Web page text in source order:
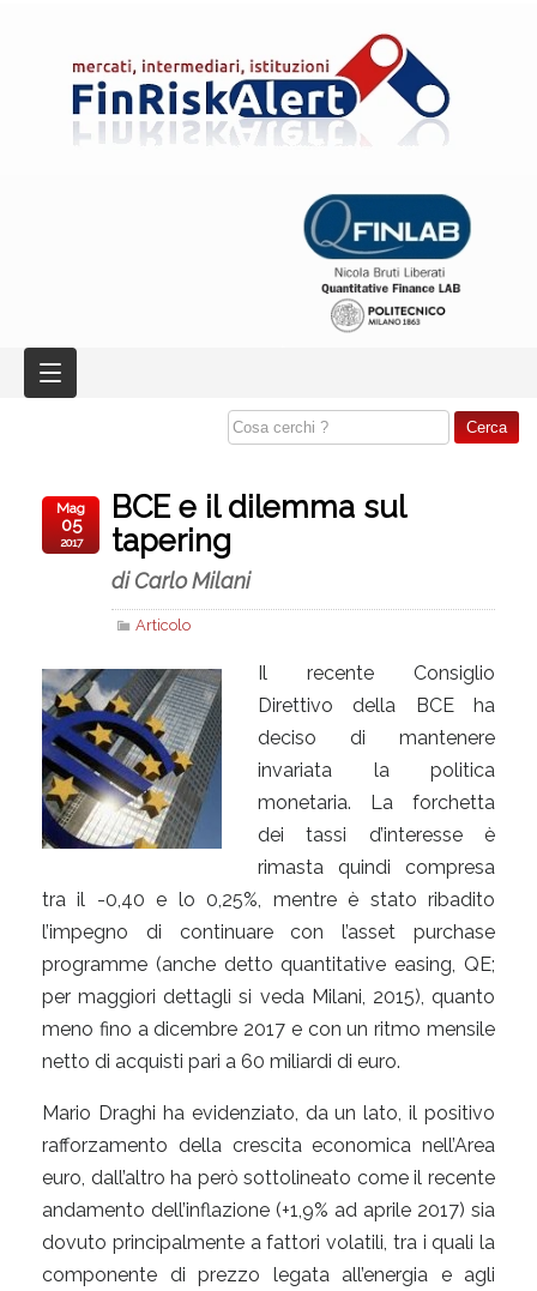
BCE e il dilemma sul
tapering
di Carlo Milani
Articolo
Mag
05
2017
Il recente Consiglio
Direttivo della BCE ha
deciso di mantenere
invariata la politica
monetaria. La forchetta
dei tassi d’interesse è
rimasta quindi compresa
tra il -0,40 e lo 0,25%, mentre è stato ribadito
l’impegno di continuare con l’asset purchase
programme (anche detto quantitative easing, QE;
per maggiori dettagli si veda Milani, 2015), quanto
meno fino a dicembre 2017 e con un ritmo mensile
netto di acquisti pari a 60 miliardi di euro.
Mario Draghi ha evidenziato, da un lato, il positivo
rafforzamento della crescita economica nell’Area
euro, dall’altro ha però sottolineato come il recente
andamento dell’inflazione (+1,9% ad aprile 2017) sia
dovuto principalmente a fattori volatili, tra i quali la
componente di prezzo legata all’energia e agli